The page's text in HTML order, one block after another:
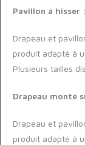
Pavillon à hisser :
Drapeau et
produit adapté à
Plusieurs tailles
Drapeau monté
Drapeau et
produit adapté à